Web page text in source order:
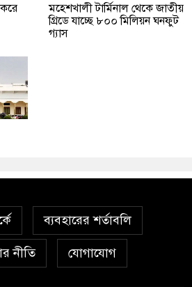
করে
মহেশখালী টার্মিনাল থেকে জাতীয়
গ্রিডে যাচ্ছে ৮০০ মিলিয়ন ঘনফুট
গ্যাস
ব্যবহারের শর্তাবলি
নীতি যোগাযোগ